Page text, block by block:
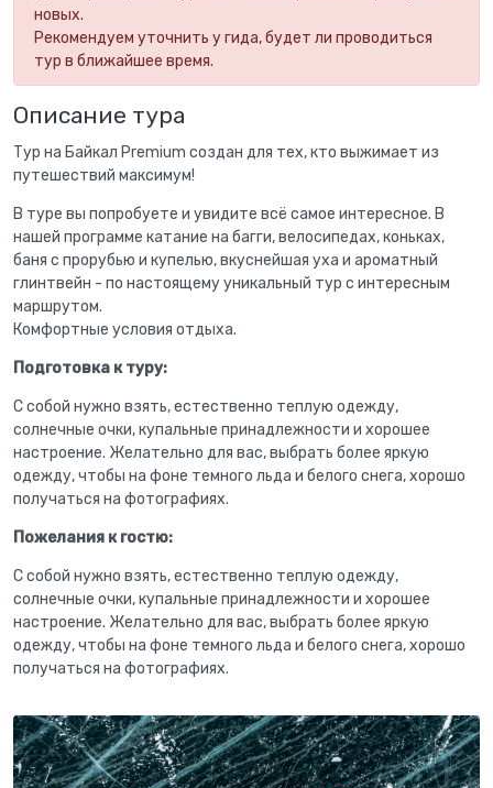
новых.
Рекомендуем уточнить у гида, будет ли проводиться
тур в ближайшее время.
Описание тура
Тур на Байкал Premium создан для тех, кто выжимает из
путешествий максимум!
В туре вы попробуете и увидите всё самое интересное. В
нашей программе катание на багги, велосипедах, коньках,
баня с прорубью и купелью, вкуснейшая уха и ароматный
глинтвейн - по настоящему уникальный тур с интересным
маршрутом.
Комфортные условия отдыха.
Подготовка к туру:
С собой нужно взять, естественно теплую одежду,
солнечные очки, купальные принадлежности и хорошее
настроение. Желательно для вас, выбрать более яркую
одежду, чтобы на фоне темного льда и белого снега, хорошо
получаться на фотографиях.
Пожелания к гостю:
С собой нужно взять, естественно теплую одежду,
солнечные очки, купальные принадлежности и хорошее
настроение. Желательно для вас, выбрать более яркую
одежду, чтобы на фоне темного льда и белого снега, хорошо
получаться на фотографиях.